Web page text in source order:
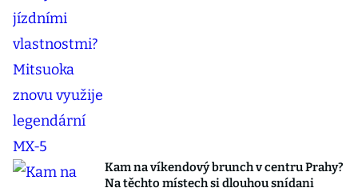
Kam na víkendový brunch v centru Prahy?
Na těchto místech si dlouhou snídani